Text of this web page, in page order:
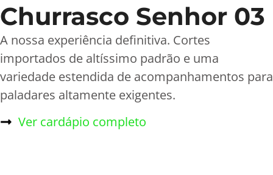
Churrasco Senhor 03
A nossa experiência definitiva. Cortes
importados de altíssimo padrão e uma
variedade estendida de acompanhamentos para
paladares altamente exigentes.
Ver cardápio completo